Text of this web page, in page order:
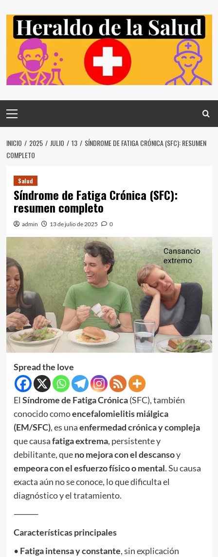
contenido
principal
INICIO 2025 JULIO 13
SÍNDROME DE FATIGA CRÓNICA (SFC): RESUMEN
COMPLETO
Salud
Síndrome de Fatiga Crónica (SFC):
resumen completo
admin 13 de julio de 2025 0
Spread the love
El Síndrome de Fatiga Crónica(SFC), también
conocido comoencefalomielitis miálgica
(EM/SFC), es unaenfermedad crónica y compleja
que causafatiga extrema, persistente y
debilitante, queno mejora con el descansoy
empeora con el esfuerzo físico o mental. Su causa
exacta aún no se conoce, lo que dificulta el
diagnóstico y el tratamiento.
⸻
Características principales
• Fatiga intensa y constante, sin explicación